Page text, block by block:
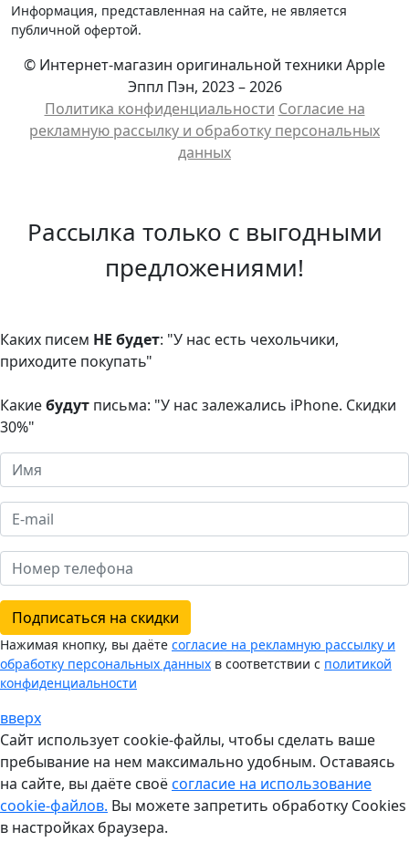
Информация, представленная на сайте, не является
публичной офертой.
© Интернет-магазин оригинальной техники Apple
Эппл Пэн, 2023 – 2026
Политика конфиденциальности Cогласие на
рекламную рассылку и обработку персональных
данных
Рассылка только с выгодными
предложениями!
Каких писем НЕ будет: "У нас есть чехольчики,
приходите покупать"
Какиебудут письма: "У нас залежались iPhone. Скидки
30%"
Подписаться на скидки
Нажимая кнопку, вы даёте согласие на рекламную рассылку и
обработку персональных данных в соответствии с политикой
конфиденциальности
вверх
Сайт использует cookie-файлы, чтобы сделать ваше
пребывание на нем максимально удобным. Оставаясь
на сайте, вы даёте своёсогласие на использование
cookie-файлов. Вы можете запретить обработку Cookies
в настройках браузера.